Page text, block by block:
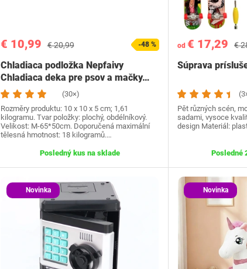
€ 10,99 € 20,99 -48 %
Chladiaca podložka Nepfaivy
Chladiaca deka pre psov a mačky…
(30×)
Rozměry produktu: 10 x 10 x 5 cm; 1,61
kilogramu. Tvar položky: plochý, obdélníkový.
Velikost: M-65*50cm. Doporučená maximální
tělesná hmotnost: 18 kilogramů.…
Posledný kus na sklade
od € 17,29 €
Súprava
Pět různých scén,
sadami, vysoce
design Materiál:
Posledné
Novinka Novinka